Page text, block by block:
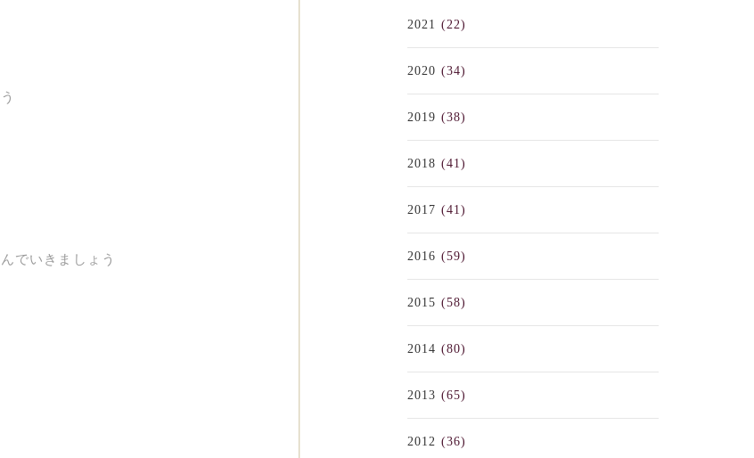
でいきましょう
2021 (22)
2020 (34)
2019 (38)
2018 (41)
2017 (41)
2016 (59)
2015 (58)
2014 (80)
2013 (65)
2012 (36)